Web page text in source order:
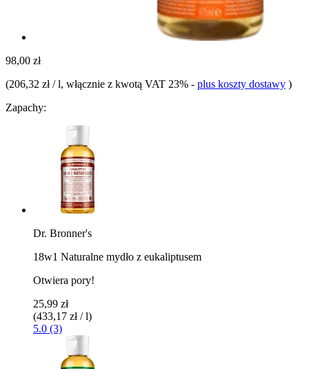
98,00 zł
(206,32 zł / l, włącznie z kwotą VAT 23% - plus koszty dostawy )
Zapachy:
Dr. Bronner's
18w1 Naturalne mydło z eukaliptusem
Otwiera pory!
25,99 zł
(433,17 zł / l)
5.0 (3)